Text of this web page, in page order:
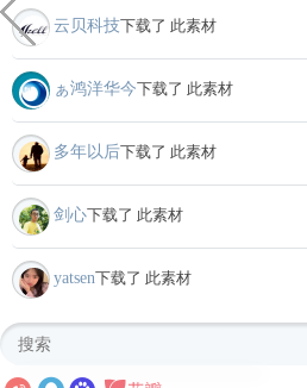
云贝科技下载了 此素材
ぁ鸿洋华今下载了 此素材
多年以后下载了 此素材
剑心下载了 此素材
yatsen下载了 此素材